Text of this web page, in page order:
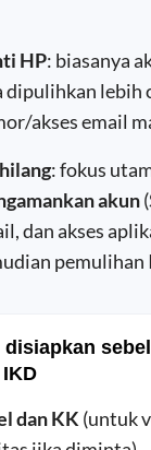
HP: biasanya
dipulihkan lebih
akses email
: fokus
akun
dan akses
pemulihan
disiapkan
dan KK (untuk